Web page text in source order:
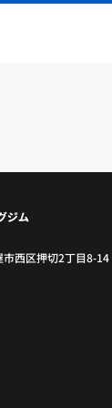
西区押切2丁目8-14